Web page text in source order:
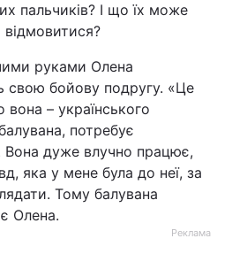
пальчиків? І що їх може
відмовитися?
руками Олена
свою бойову подругу. «Це
– українського
потребує
Вона дуже влучно працює,
яка у мене була до неї, за
Тому балувана
Олена.
Реклама